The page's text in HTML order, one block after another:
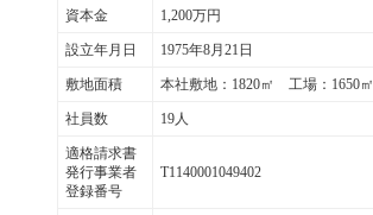
資本金 1,200万円
設立年月日 1975年8月21日
敷地面積 本社敷地：1820㎡ 工場：1650㎡
社員数 19人
適格請求書
発行事業者
登録番号
T1140001049402